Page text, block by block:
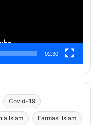
02:30
Covid-19
Islam Farmasi Islam